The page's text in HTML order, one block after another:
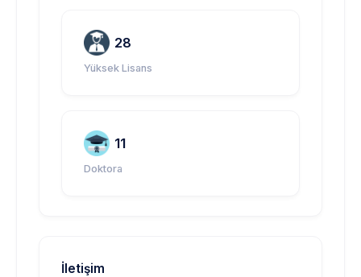
28
Yüksek Lisans
11
Doktora
İletişim